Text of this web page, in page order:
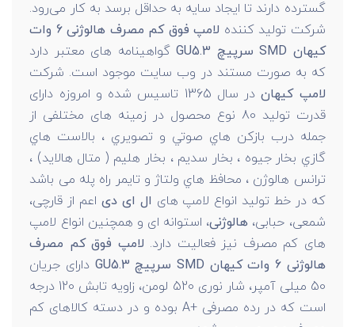
گسترده دارند تا ایجاد سایه به حداقل برسد به کار می‌رود.
شرکت تولید کننده
لامپ فوق کم مصرف هالوژنی 6 وات
کیهان SMD سرپیچ GU5.3
گواهینامه های معتبر دارد
که به صورت مستند در وب سایت موجود است. شرکت
لامپ کیهان
در سال 1365 تاسیس شده و امروزه دارای
قدرت تولید 80 نوع محصول در زمینه های مختلفی از
جمله درب بازكن هاي صوتي و تصويري ، بالاست هاي
گازي بخار جيوه ، بخار سديم ، بخار هليم ( متال هالايد) ،
ترانس هالوژن ، محافظ هاي ولتاژ و تايمر راه پله می باشد
که در خط تولید انواع لامپ های ال ای دی اعم از قارچی،
شمعی، حبابی، هالوژنی، استوانه ای و همچنین انواع لامپ
های کم مصرف نیز فعالیت دارد. لامپ فوق کم مصرف
هالوژنی 6 وات کیهان SMD سرپیچ GU5.3
دارای جریان
50 میلی آمپر، شار نوری 520 لومن، زاویه تابش 120 درجه
است که در رده مصرفی +A بوده و در دسته کالاهای کم